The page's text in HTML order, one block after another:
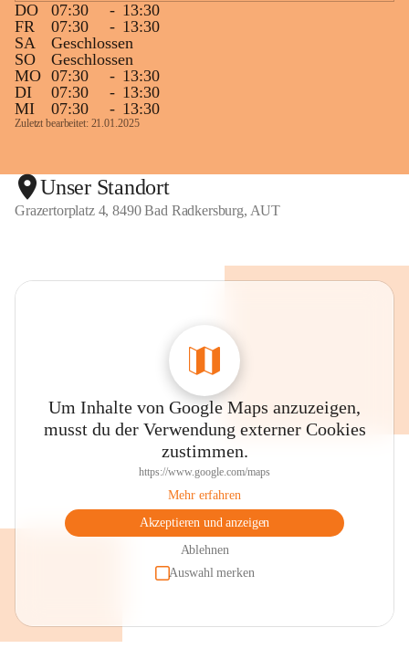
DO
07:30 - 13:30
FR
07:30 - 13:30
SA
Geschlossen
SO
Geschlossen
MO 07:30 - 13:30
DI
07:30 - 13:30
MI
07:30 - 13:30
Zuletzt bearbeitet: 21.01.2025
Unser Standort
Grazertorplatz 4, 8490 Bad Radkersburg, AUT
Um Inhalte von Google Maps anzuzeigen,
musst du der Verwendung externer Cookies
zustimmen.
https://www.google.com/maps
Mehr erfahren
Akzeptieren und anzeigen
Ablehnen
Auswahl merken